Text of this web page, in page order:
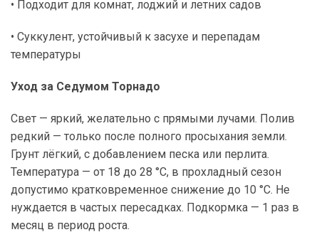
• Подходит для комнат, лоджий и летних садов
• Суккулент, устойчивый к засухе и перепадам
температуры
Уход за Седумом Торнадо
Свет — яркий, желательно с прямыми лучами. Полив
редкий — только после полного просыхания земли.
Грунт лёгкий, с добавлением песка или перлита.
Температура — от 18 до 28 °C, в прохладный сезон
допустимо кратковременное снижение до 10 °C. Не
нуждается в частых пересадках. Подкормка — 1 раз в
месяц в период роста.